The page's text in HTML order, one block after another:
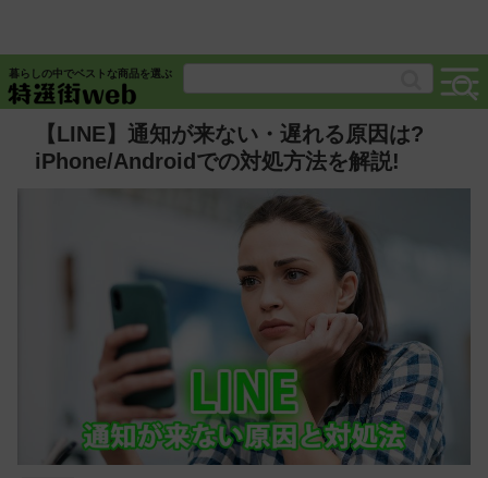
暮らしの中でベストな商品を選ぶ
【LINE】通知が来ない・遅れる原因は?
iPhone/Androidでの対処方法を解説!